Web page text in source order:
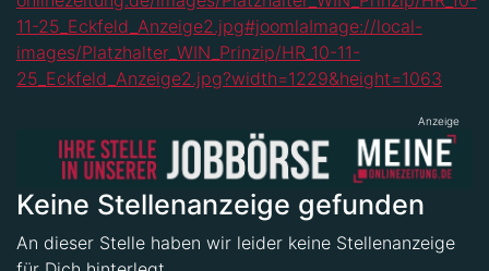
Anzeige
Keine Stellenanzeige gefunden
An dieser Stelle haben wir leider keine Stellenanzeige